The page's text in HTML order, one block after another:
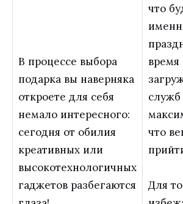
В процессе выбора
подарка вы наверняка
откроете для себя
немало интересного:
сегодня от обилия
креативных или
высокотехнологичных
гаджетов разбегаются
что
время
служб
что
Для